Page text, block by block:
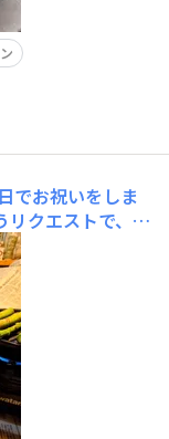
でお祝いをしま
リクエストで、お
きました。アニ
せん！ついでに
スしました。ケ
りました！